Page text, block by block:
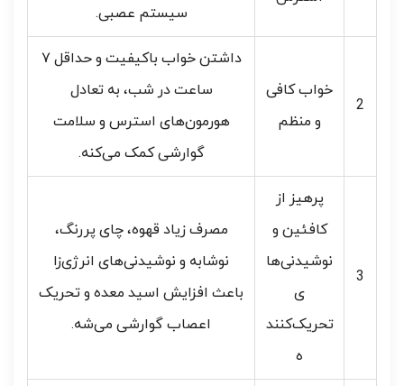
سیستم عصبی.
2
خواب کافی
و منظم
داشتن خواب باکیفیت و حداقل ۷
ساعت در شب، به تعادل
هورمون‌های استرس و سلامت
گوارشی کمک می‌کنه.
3
پرهیز از
کافئین و
نوشیدنی‌ها
ی
تحریک‌کنند
ه
مصرف زیاد قهوه، چای پررنگ،
نوشابه و نوشیدنی‌های انرژی‌زا
باعث افزایش اسید معده و تحریک
اعصاب گوارشی می‌شه.